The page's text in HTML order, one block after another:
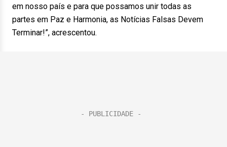
em nosso país e para que possamos unir todas as
partes em Paz e Harmonia, as Notícias Falsas Devem
Terminar!”, acrescentou.